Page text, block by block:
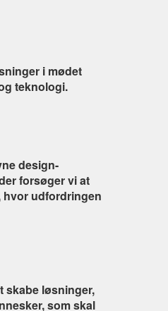
i mødet
teknologi.
design-
forsøger vi at
udfordringen
skabe løsninger,
som skal